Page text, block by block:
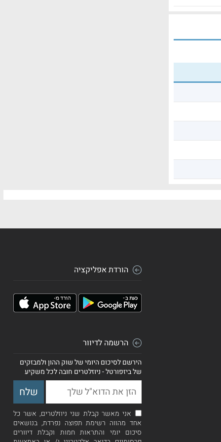
הורדת אפליקציה
הרשמה לדיוור
הירשם לסיכום היומי של שוק ההון ולמבזקים
של ביזפורטל - ניוזלטרים חובה לכל משקיע
אני מאשר קבלת שני ניוזלטרים, אשר כל
אחד מהווה רשימת תפוצה נפרדת, בנושאים
סיכום יומי והתראות חמות וקבלת דיוורים